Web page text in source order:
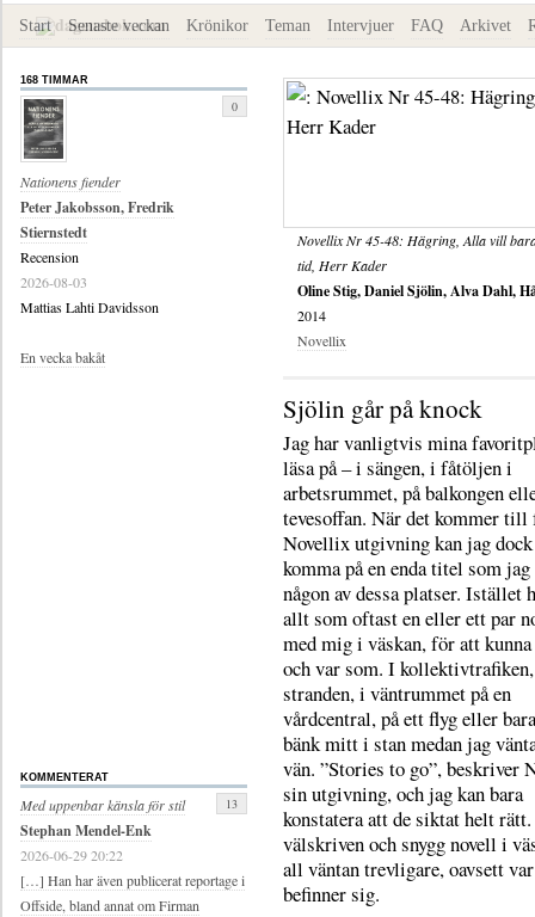
Start Senaste veckan Krönikor Teman Intervjuer FAQ Arkivet
Novellix Nr 45-48: Hägring, Alla vill
tid, Herr Kader
Oline Stig, Daniel Sjölin, Alva Dahl,
2014
Novellix
Sjölin går på knock
Jag har vanligtvis mina
läsa på – i sängen, i fåtöljen i
arbetsrummet, på balkongen
tevesoffan. När det kommer
Novellix utgivning kan jag
komma på en enda titel som
någon av dessa platser. Istället
allt som oftast en eller ett par
med mig i väskan, för att
och var som. I
stranden, i väntrummet på en
vårdcentral, på ett flyg eller
bänk mitt i stan medan jag
vän. ”Stories to go”, beskriver
sin utgivning, och jag kan bara
konstatera att de siktat helt
välskriven och snygg novell i
all väntan trevligare, oavsett
befinner sig.
168 TIMMAR
Nationens fiender
Peter Jakobsson, Fredrik
Stiernstedt
Recension
2026-08-03
Mattias Lahti Davidsson
0
En vecka bakåt
KOMMENTERAT
Med uppenbar känsla för stil
Stephan Mendel-Enk
2026-06-29 20:22
[…] Han har även publicerat reportage i
Offside, bland annat om Firman
13